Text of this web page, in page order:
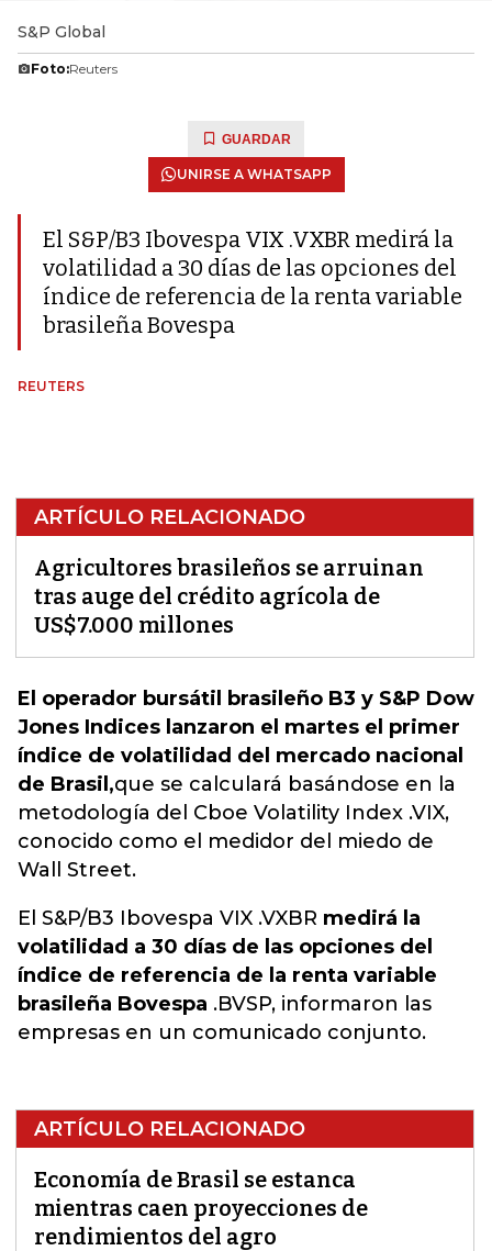
S&P Global
Foto:Reuters
GUARDAR
UNIRSE A WHATSAPP
El S&P/B3 Ibovespa VIX .VXBR medirá la
volatilidad a 30 días de las opciones del
índice de referencia de la renta variable
brasileña Bovespa
REUTERS
ARTÍCULO RELACIONADO
Agricultores brasileños se arruinan
tras auge del crédito agrícola de
US$7.000 millones
El operador bursátil brasileño B3 y S&P Dow
Jones Indices lanzaron el martes el primer
índice de volatilidad del mercado nacional
de Brasil,que se calculará basándose en la
metodología del Cboe Volatility Index .VIX,
conocido como el medidor del miedo de
Wall Street.
El S&P/B3 Ibovespa VIX .VXBR medirá la
volatilidad a 30 días de las opciones del
índice de referencia de la renta variable
brasileña Bovespa .BVSP, informaron las
empresas en un comunicado conjunto.
ARTÍCULO RELACIONADO
Economía de Brasil se estanca
mientras caen proyecciones de
rendimientos del agro